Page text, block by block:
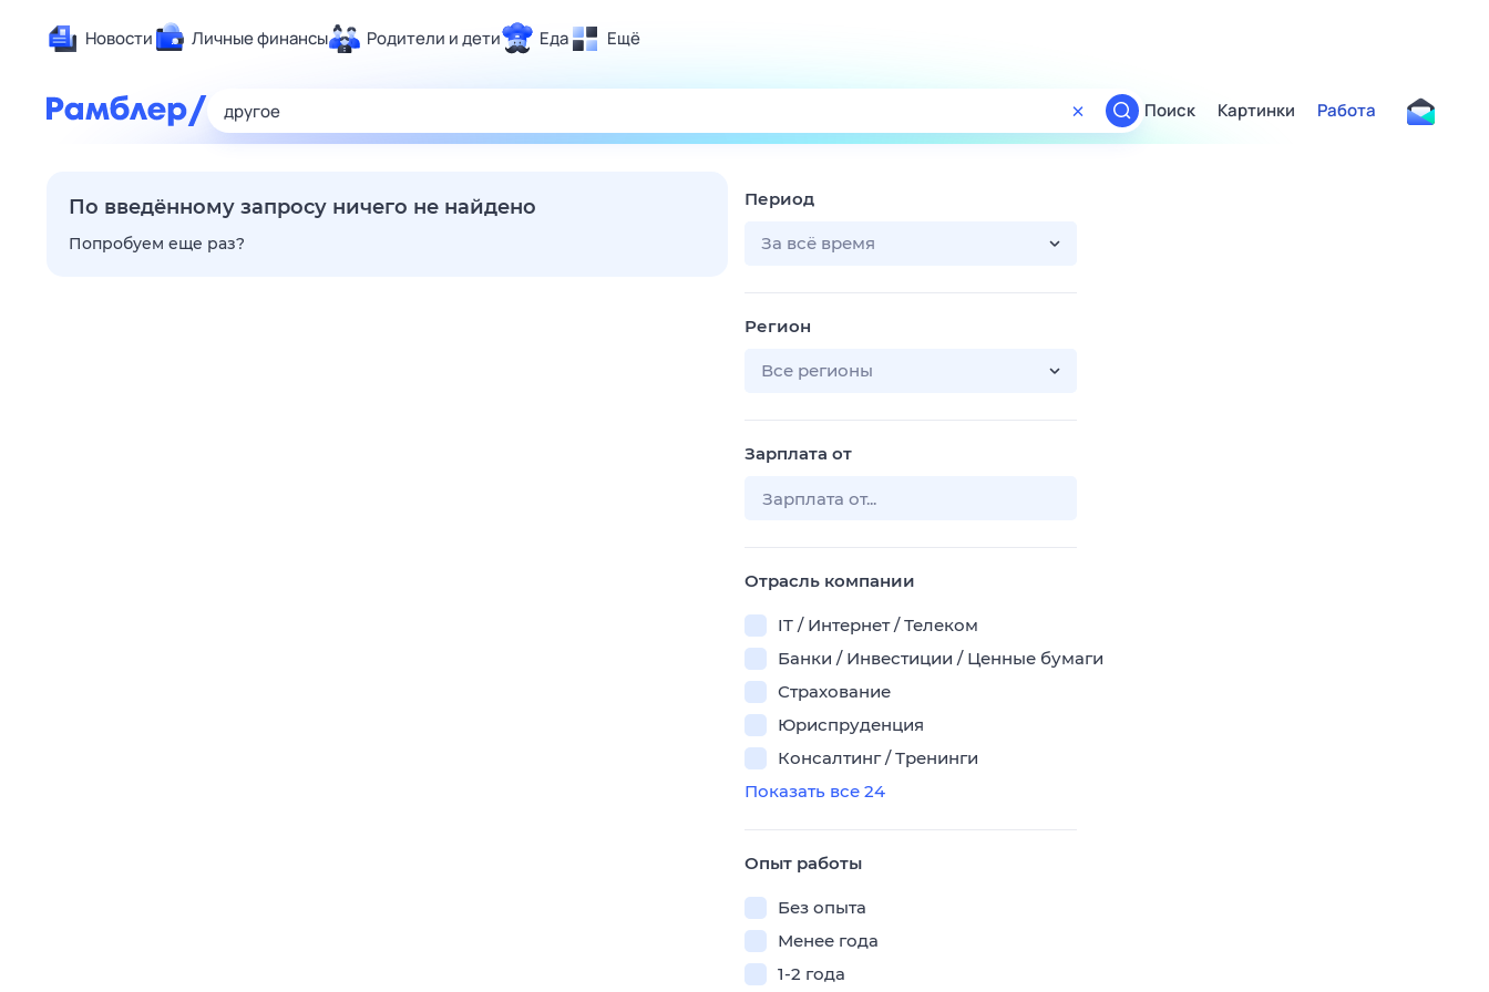
Новости Личные финансы Родители и дети Еда Ещё
Развлечения и отдых
Спорт
Поиск
ТВ-программа
Поиск Картинки Работа
По введённому запросу ничего не найдено
Попробуем еще раз?
Период
За всё время
Регион
Все регионы
Зарплата от
Отрасль компании
IT / Интернет / Телеком
Банки / Инвестиции / Ценные бумаги
Страхование
Юриспруденция
Консалтинг / Тренинги
Показать все 24
Опыт работы
Без опыта
Менее года
1-2 года